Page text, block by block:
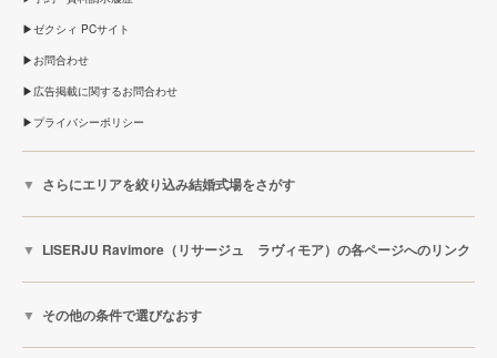
ゼクシィ PCサイト
お問合わせ
広告掲載に関するお問合わせ
プライバシーポリシー
さらにエリアを絞り込み結婚式場をさがす
LISERJU Ravimore（リサージュ ラヴィモア）の各ページへのリンク
その他の条件で選びなおす